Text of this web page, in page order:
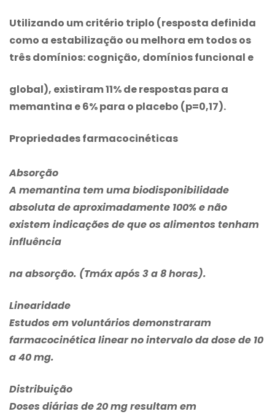
Utilizando um critério triplo (resposta definida
como a estabilização ou melhora em todos os
três domínios: cognição, domínios funcional e
global), existiram 11% de respostas para a
memantina e 6% para o placebo (p=0,17).
Propriedades farmacocinéticas
Absorção
A memantina tem uma biodisponibilidade
absoluta de aproximadamente 100% e não
existem indicações de que os alimentos tenham
influência
na absorção. (Tmáx após 3 a 8 horas).
Linearidade
Estudos em voluntários demonstraram
farmacocinética linear no intervalo da dose de 10
a 40 mg.
Distribuição
Doses diárias de 20 mg resultam em